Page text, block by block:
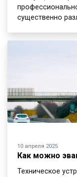
существенно
10 апреля 2025
Как можно
Техническое